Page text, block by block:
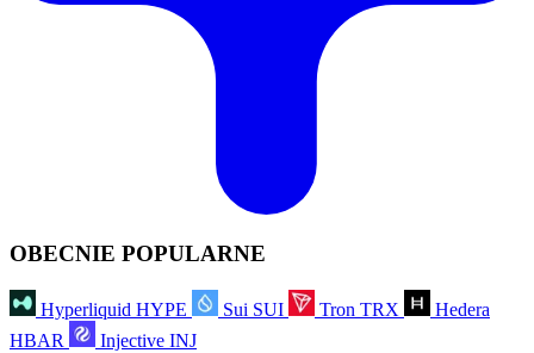
OBECNIE POPULARNE
Hyperliquid HYPE Sui SUI Tron TRX
Hedera
HBAR
Injective INJ